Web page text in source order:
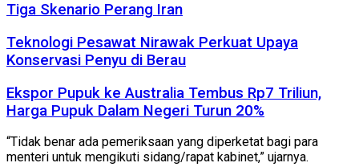
Tiga Skenario Perang Iran
Teknologi Pesawat Nirawak Perkuat Upaya
Konservasi Penyu di Berau
Ekspor Pupuk ke Australia Tembus Rp7 Triliun,
Harga Pupuk Dalam Negeri Turun 20%
“Tidak benar ada pemeriksaan yang diperketat bagi para
menteri untuk mengikuti sidang/rapat kabinet,” ujarnya.